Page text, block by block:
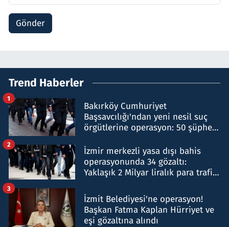
Gönder
Trend Haberler
Bakırköy Cumhuriyet
Başsavcılığı'ndan yeni nesil suç
örgütlerine operasyon: 50 şüpheli
1
İzmir merkezli yasa dışı bahis
operasyonunda 34 gözaltı:
Yaklaşık 2 Milyar liralık para trafiği
2
İzmit Belediyesi'ne operasyon!
Başkan Fatma Kaplan Hürriyet ve
eşi gözaltına alındı
3